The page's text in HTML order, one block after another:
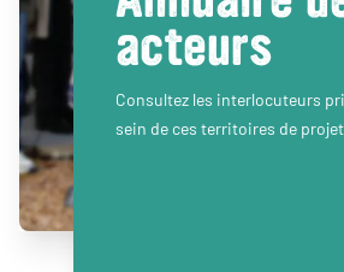
acteurs
Consultez les interlocuteurs
sein de ces territoires de